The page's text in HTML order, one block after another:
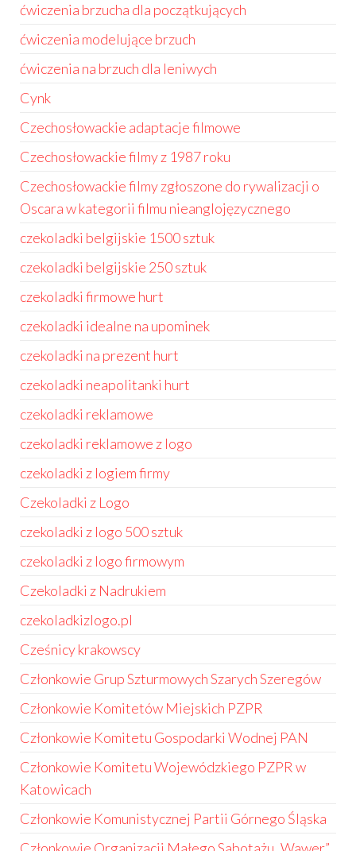
ćwiczenia brzucha dla początkujących
ćwiczenia modelujące brzuch
ćwiczenia na brzuch dla leniwych
Cynk
Czechosłowackie adaptacje filmowe
Czechosłowackie filmy z 1987 roku
Czechosłowackie filmy zgłoszone do rywalizacji o
Oscara w kategorii filmu nieanglojęzycznego
czekoladki belgijskie 1500 sztuk
czekoladki belgijskie 250 sztuk
czekoladki firmowe hurt
czekoladki idealne na upominek
czekoladki na prezent hurt
czekoladki neapolitanki hurt
czekoladki reklamowe
czekoladki reklamowe z logo
czekoladki z logiem firmy
Czekoladki z Logo
czekoladki z logo 500 sztuk
czekoladki z logo firmowym
Czekoladki z Nadrukiem
czekoladkizlogo.pl
Cześnicy krakowscy
Członkowie Grup Szturmowych Szarych Szeregów
Członkowie Komitetów Miejskich PZPR
Członkowie Komitetu Gospodarki Wodnej PAN
Członkowie Komitetu Wojewódzkiego PZPR w
Katowicach
Członkowie Komunistycznej Partii Górnego Śląska